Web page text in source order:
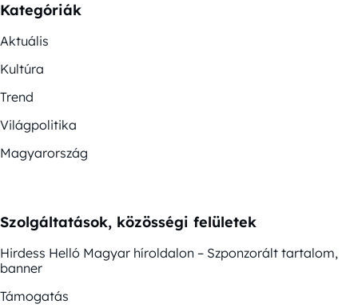
Kategóriák
Aktuális
Kultúra
Trend
Világpolitika
Magyarország
Szolgáltatások, közösségi felületek
Hirdess Helló Magyar híroldalon – Szponzorált tartalom,
banner
Támogatás